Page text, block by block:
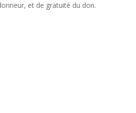
et de gratuité du don.